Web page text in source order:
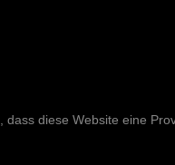
diese Website eine